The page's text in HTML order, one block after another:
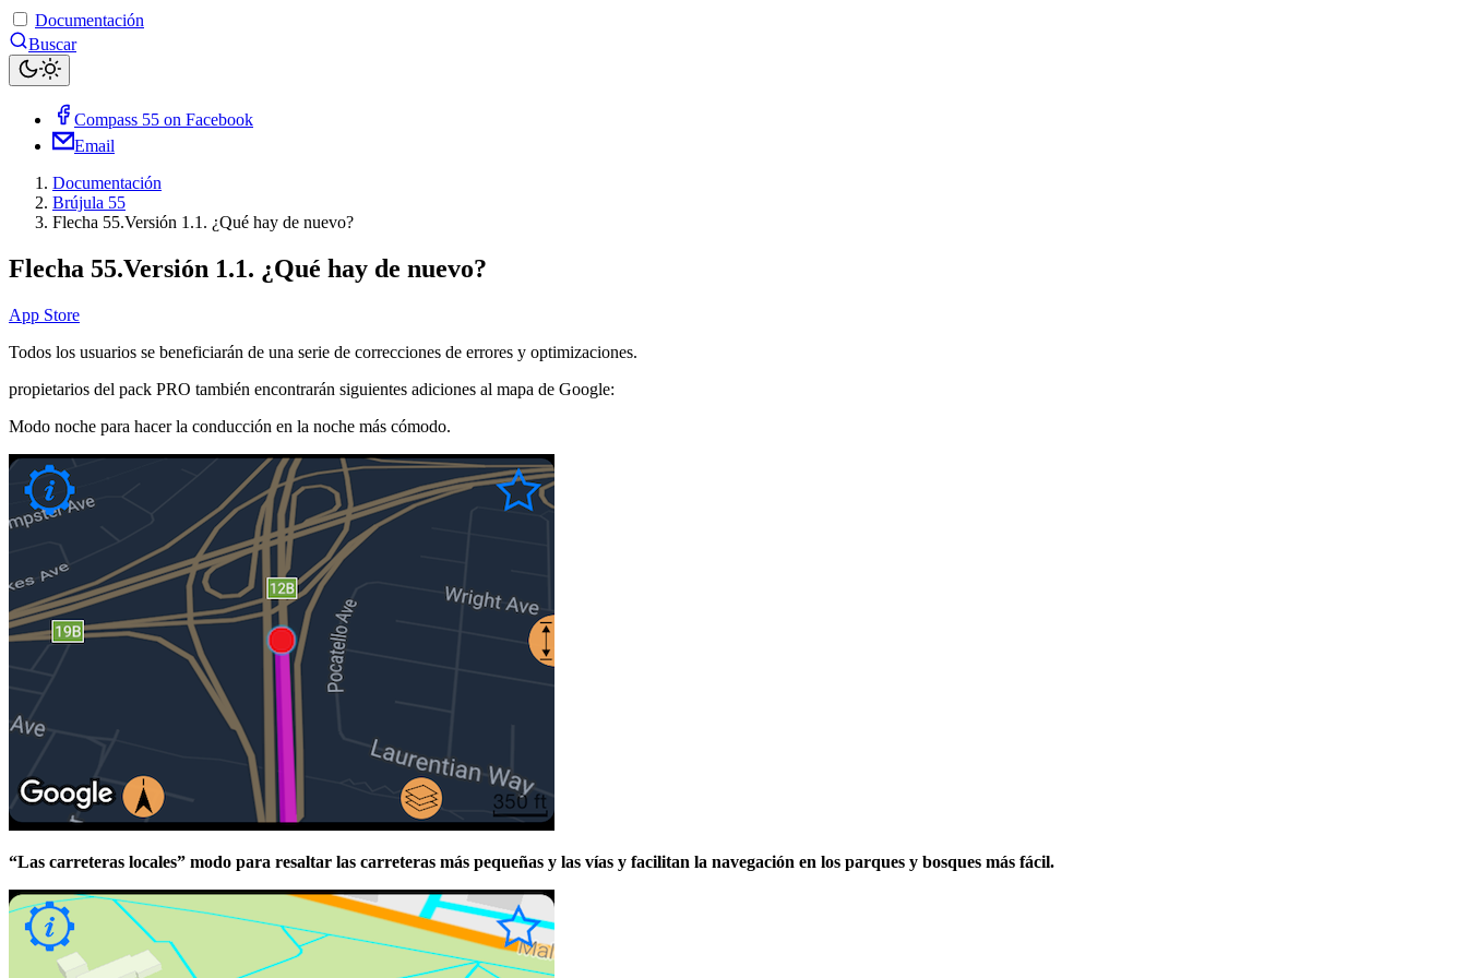
Documentación
Buscar
Compass 55 on Facebook
Email
Documentación
Brújula 55
Flecha 55.Versión 1.1. ¿Qué hay de nuevo?
Flecha 55.Versión 1.1. ¿Qué hay de nuevo?
App Store
Todos los usuarios se beneficiarán de una serie de correcciones de errores y optimizaciones.
propietarios del pack PRO también encontrarán siguientes adiciones al mapa de Google:
Modo noche para hacer la conducción en la noche más cómodo.
“Las carreteras locales” modo para resaltar las carreteras más pequeñas y las vías y facilitan la navegación en los parques y bosques más fácil.